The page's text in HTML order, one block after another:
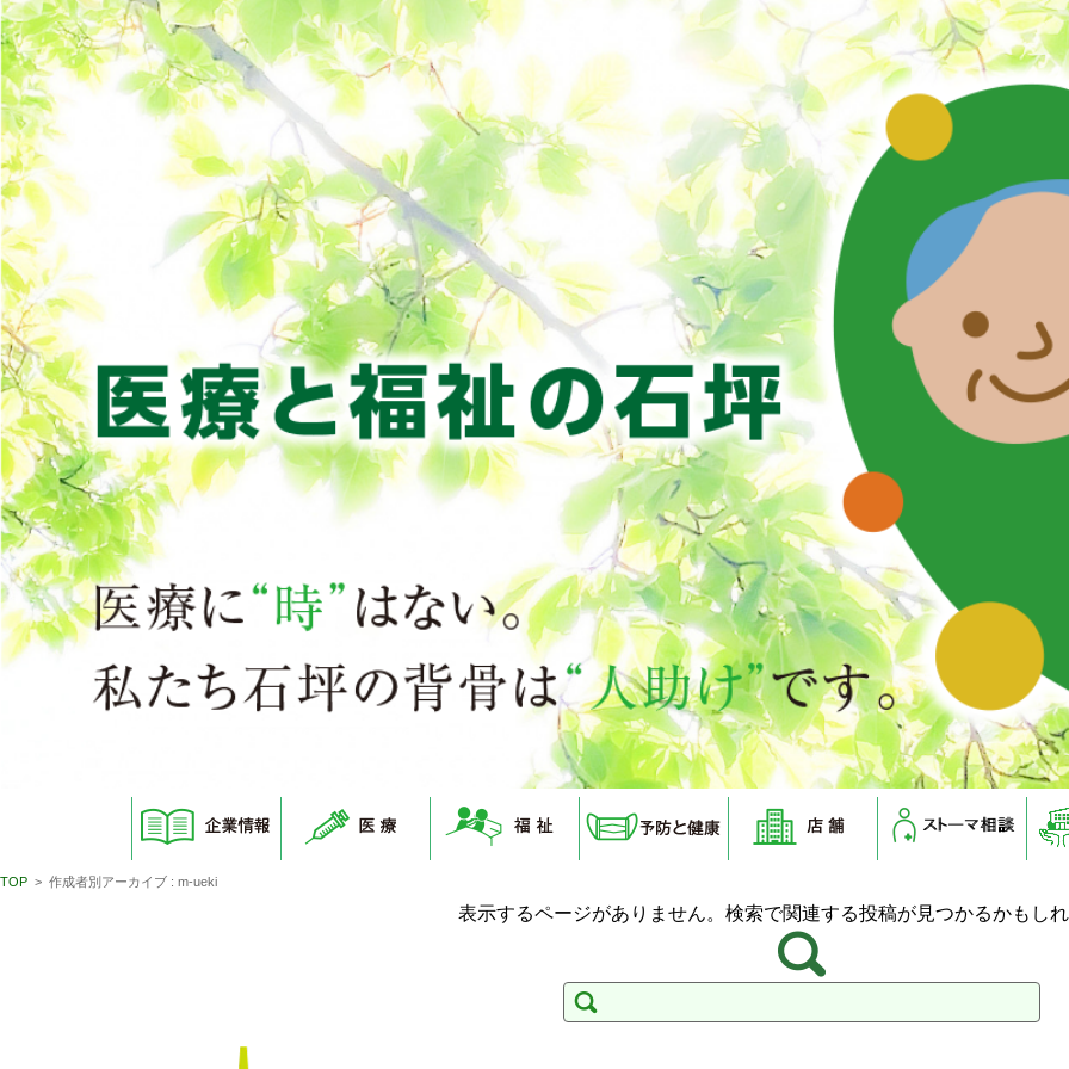
TOP > 作成者別アーカイブ : m-ueki
表示するページがありません。検索で関連する投稿が見つかるかもし
検
索: